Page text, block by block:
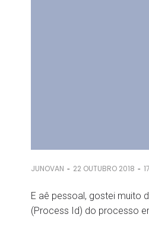
JUNOVAN - 22 OUTUBRO 2018 -
E aê pessoal, gostei muito
(Process Id) do processo